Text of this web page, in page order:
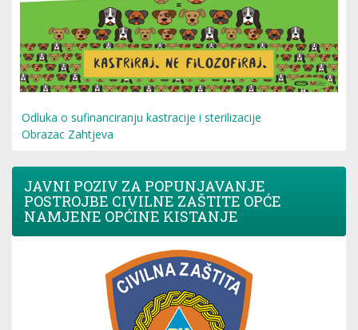
Odluka o sufinanciranju kastracije i sterilizacije
Obrazac Zahtjeva
JAVNI POZIV ZA POPUNJAVANJE
POSTROJBE CIVILNE ZAŠTITE OPĆE
NAMJENE OPĆINE KISTANJE